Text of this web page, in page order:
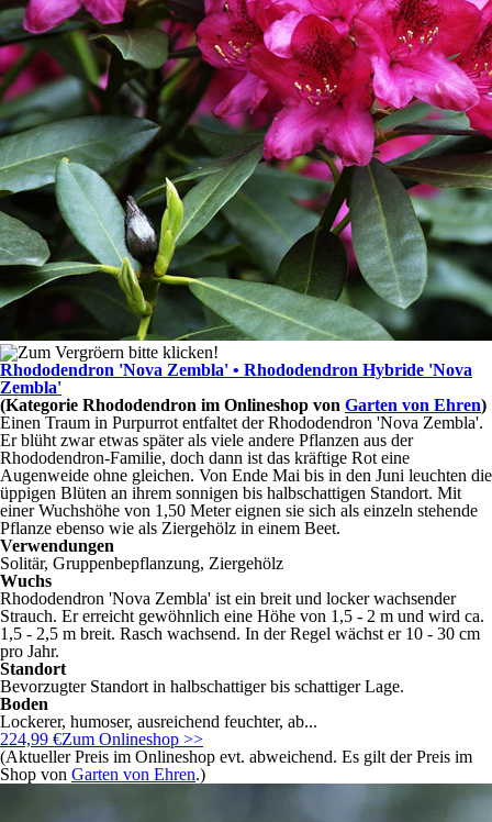
Rhododendron 'Nova Zembla' • Rhododendron Hybride 'Nova
Zembla'
(Kategorie Rhododendron im Onlineshop von Garten von Ehren)
Einen Traum in Purpurrot entfaltet der Rhododendron 'Nova Zembla'.
Er blüht zwar etwas später als viele andere Pflanzen aus der
Rhododendron-Familie, doch dann ist das kräftige Rot eine
Augenweide ohne gleichen. Von Ende Mai bis in den Juni leuchten die
üppigen Blüten an ihrem sonnigen bis halbschattigen Standort. Mit
einer Wuchshöhe von 1,50 Meter eignen sie sich als einzeln stehende
Pflanze ebenso wie als Ziergehölz in einem Beet.
Verwendungen
Solitär, Gruppenbepflanzung, Ziergehölz
Wuchs
Rhododendron 'Nova Zembla' ist ein breit und locker wachsender
Strauch. Er erreicht gewöhnlich eine Höhe von 1,5 - 2 m und wird ca.
1,5 - 2,5 m breit. Rasch wachsend. In der Regel wächst er 10 - 30 cm
pro Jahr.
Standort
Bevorzugter Standort in halbschattiger bis schattiger Lage.
Boden
Lockerer, humoser, ausreichend feuchter, ab...
224,99 €Zum Onlineshop >>
(Aktueller Preis im Onlineshop evt. abweichend. Es gilt der Preis im
Shop von Garten von Ehren.)